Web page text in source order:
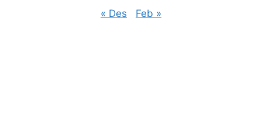
« Des Feb »